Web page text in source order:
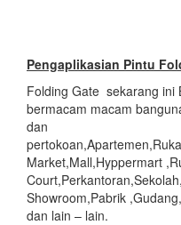
Pengaplikasian Pintu
Folding Gate sekarang ini
bermacam macam
dan
Market,Mall,Hyppermart
Showroom,Pabrik
dan lain – lain.